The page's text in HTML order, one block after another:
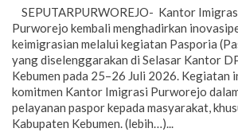
SEPUTARPURWOREJO- Kantor
Purworejo kembali menghadirkan
keimigrasian melalui kegiatan Pasporia
yang diselenggarakan di Selasar Kantor
Kebumen pada 25–26 Juli 2026. Kegiatan
komitmen Kantor Imigrasi Purworejo
pelayanan paspor kepada masyarakat,
Kabupaten Kebumen. (lebih…)...